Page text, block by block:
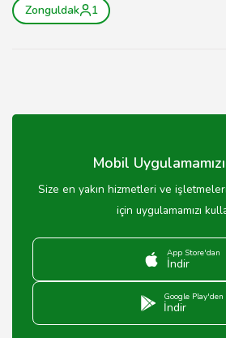
Zonguldak
1
Mobil
Size en yakın hizmetleri ve
için uygulamamızı
App Store'dan
İndir
Google Play'den
İndir